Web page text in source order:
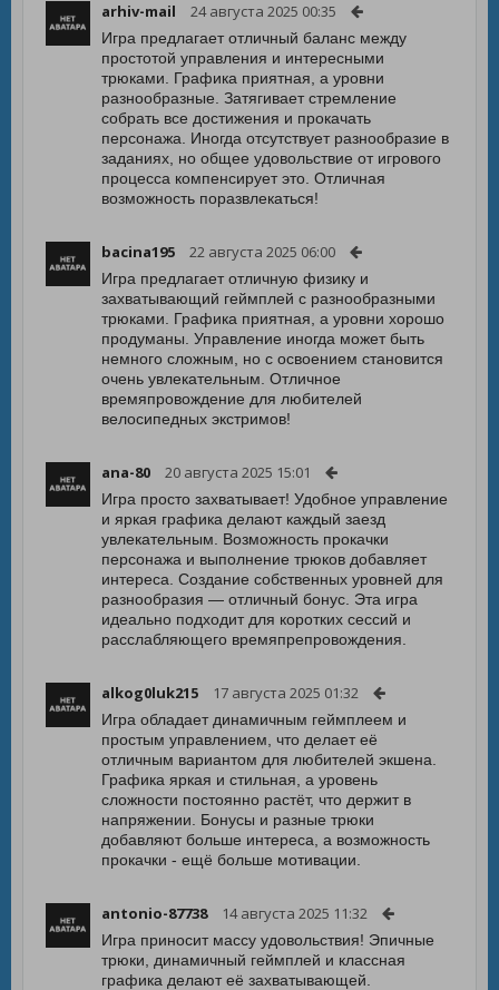
arhiv-mail 24 августа 2025 00:35
Игра предлагает отличный баланс между
простотой управления и интересными
трюками. Графика приятная, а уровни
разнообразные. Затягивает стремление
собрать все достижения и прокачать
персонажа. Иногда отсутствует разнообразие в
заданиях, но общее удовольствие от игрового
процесса компенсирует это. Отличная
возможность поразвлекаться!
bacina195 22 августа 2025 06:00
Игра предлагает отличную физику и
захватывающий геймплей с разнообразными
трюками. Графика приятная, а уровни хорошо
продуманы. Управление иногда может быть
немного сложным, но с освоением становится
очень увлекательным. Отличное
времяпровождение для любителей
велосипедных экстримов!
ana-80 20 августа 2025 15:01
Игра просто захватывает! Удобное управление
и яркая графика делают каждый заезд
увлекательным. Возможность прокачки
персонажа и выполнение трюков добавляет
интереса. Создание собственных уровней для
разнообразия — отличный бонус. Эта игра
идеально подходит для коротких сессий и
расслабляющего времяпрепровождения.
alkog0luk215 17 августа 2025 01:32
Игра обладает динамичным геймплеем и
простым управлением, что делает её
отличным вариантом для любителей экшена.
Графика яркая и стильная, а уровень
сложности постоянно растёт, что держит в
напряжении. Бонусы и разные трюки
добавляют больше интереса, а возможность
прокачки - ещё больше мотивации.
antonio-87738 14 августа 2025 11:32
Игра приносит массу удовольствия! Эпичные
трюки, динамичный геймплей и классная
графика делают её захватывающей.